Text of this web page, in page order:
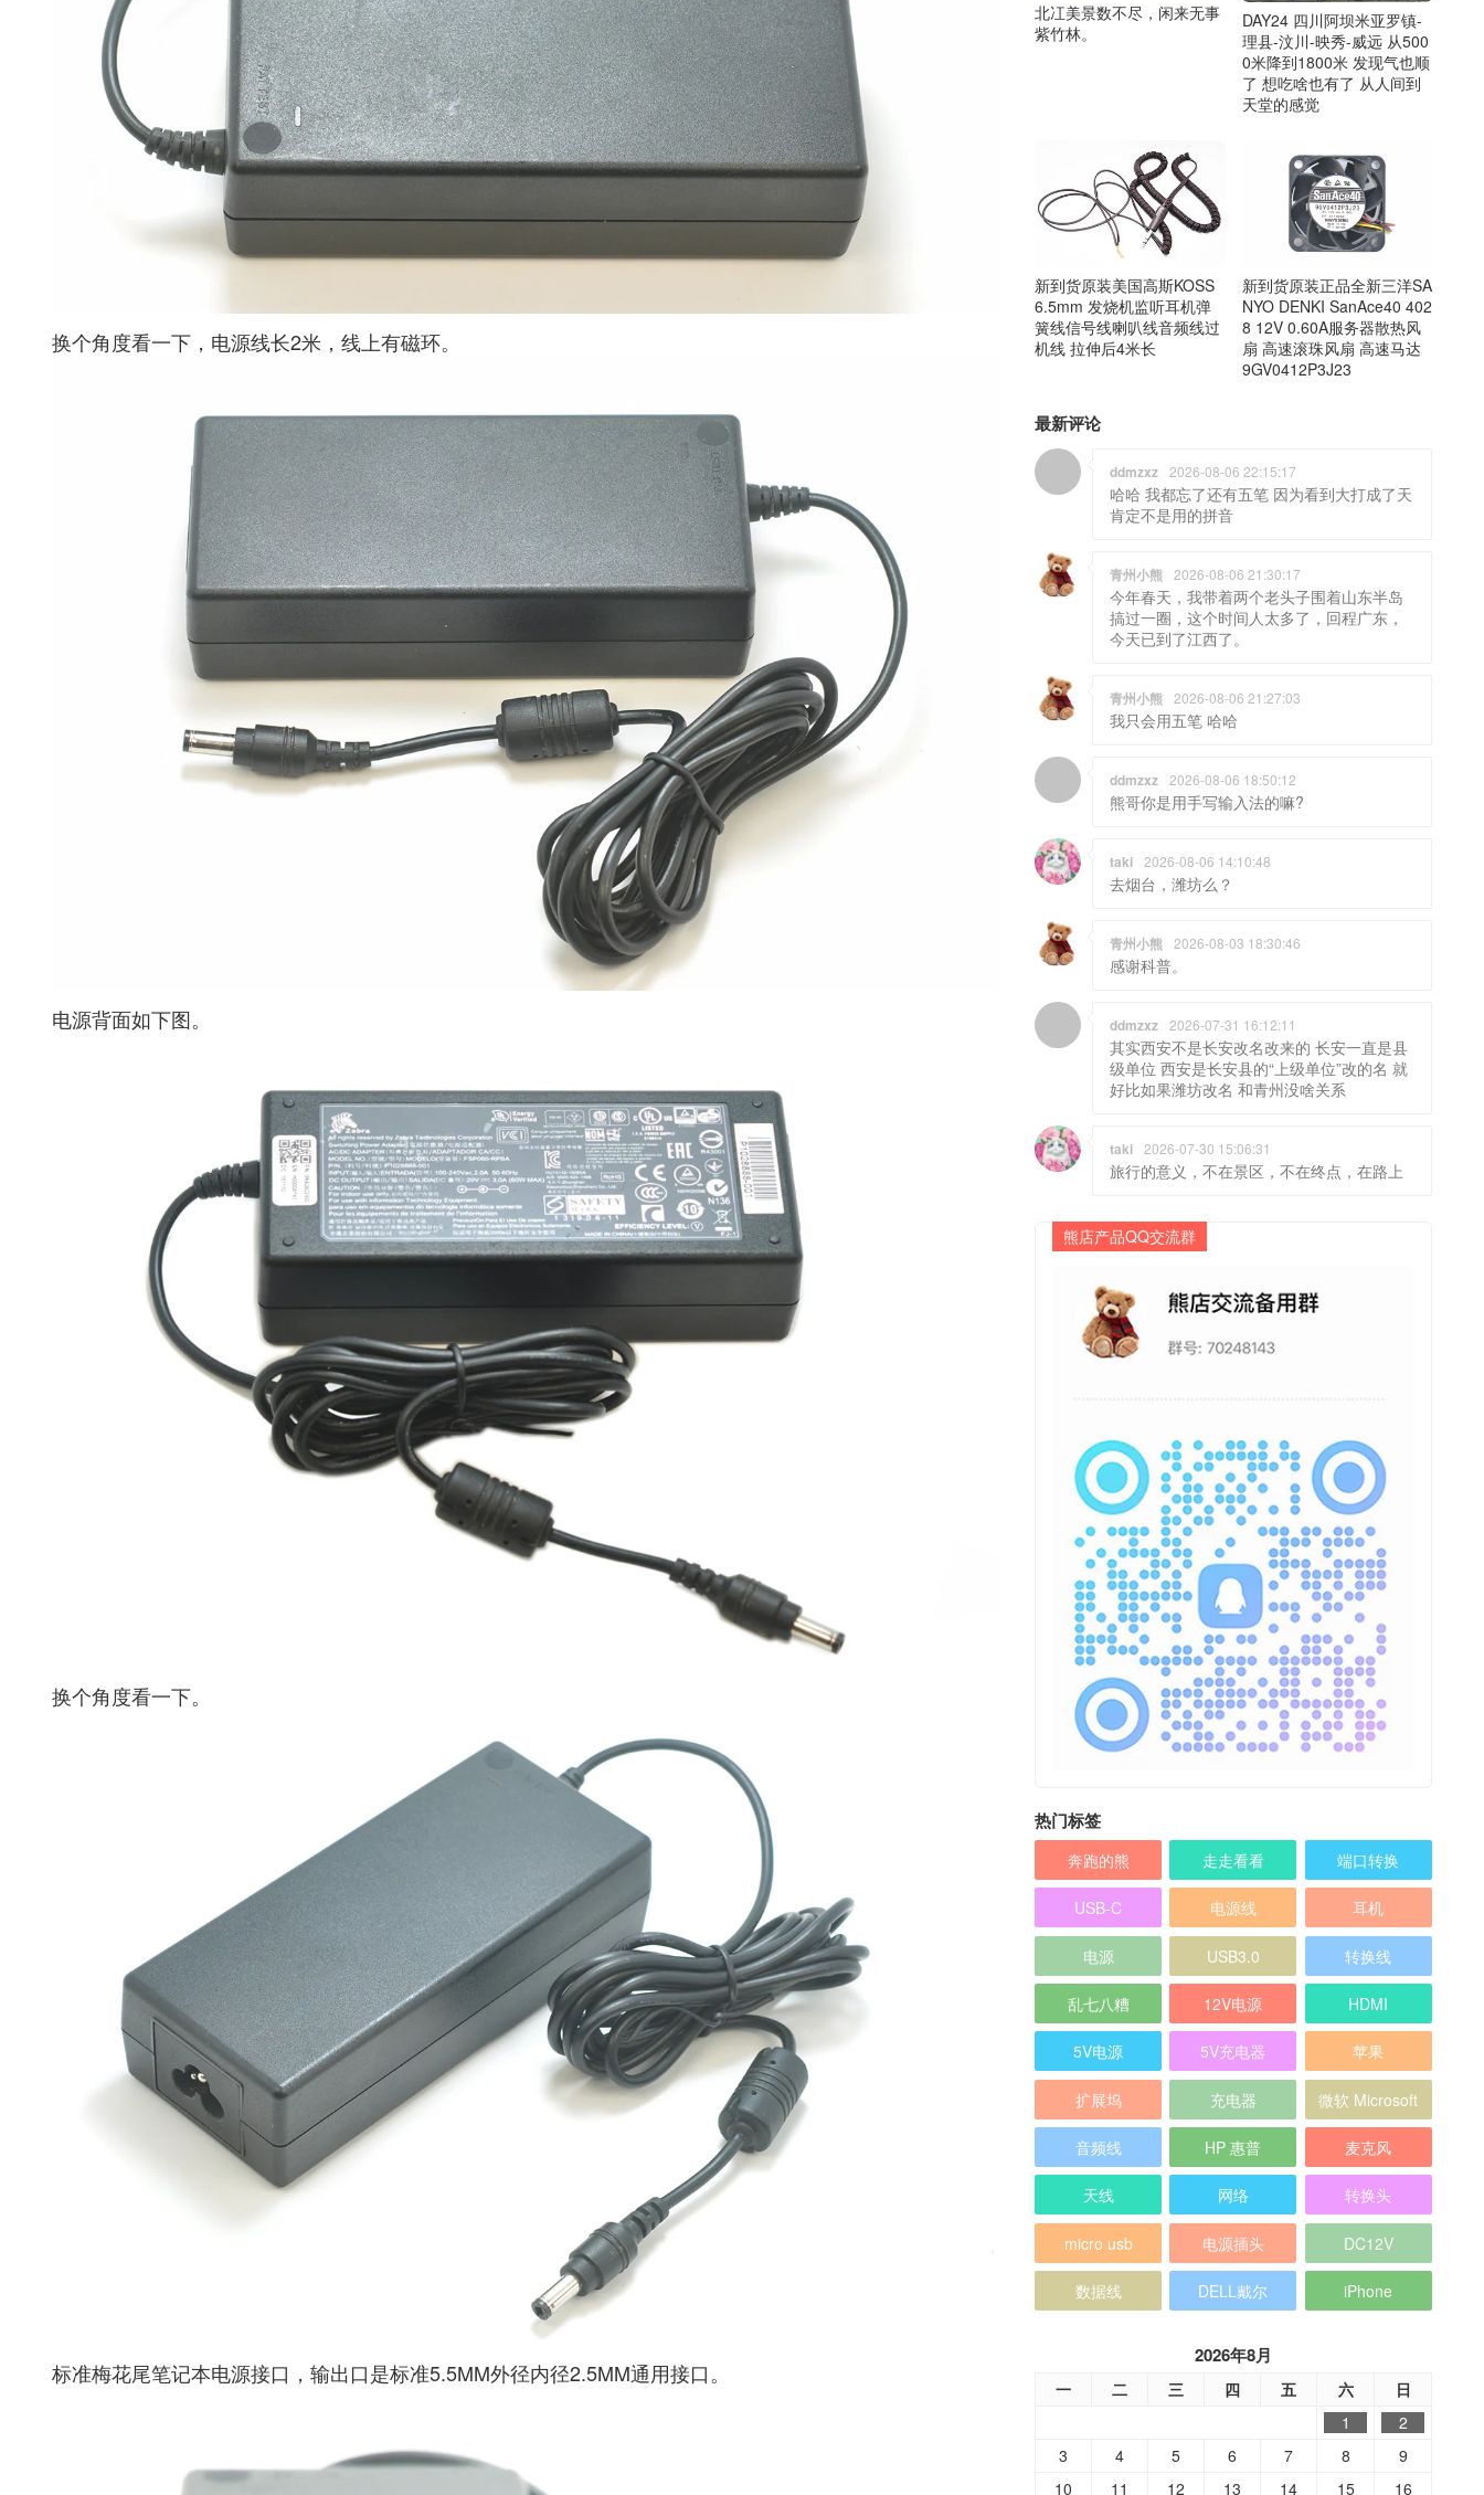
换个角度看一下，电源线长2米，线上有磁环。
电源背面如下图。
换个角度看一下。
标准梅花尾笔记本电源接口，输出口是标准5.5MM外径内径2.5MM通用接口。
北冮美 景数不尽，闲来无事
紫竹林。
DAY24 四川阿坝米亚罗镇-
理县-汶川-映秀-威远 从500
0米降到1800米 发现气也顺
了 想吃啥也有了 从人间到
天堂的感觉
新到货原装美国高斯KOSS
6.5mm 发烧机监听耳机弹
簧线信号线喇叭线音频线过
机线 拉伸后4米长
新到货原装正品全新三洋SA
NYO DENKI SanAce40 402
8 12V 0.60A服务器散热风
扇 高速滚珠风扇 高速马达
9GV0412P3J23
最新评论
ddmzxz 2026-08-06 22:15:17
哈哈 我都忘了还有五笔 因为看到大打成了天
肯定不是用的拼音
青州小熊 2026-08-06 21:30:17
今年春天，我带着两个老头子围着山东半岛
搞过一圈，这个时间人太多了，回程广东，
今天已到了江西了。
青州小熊 2026-08-06 21:27:03
我只会用五笔 哈哈
ddmzxz 2026-08-06 18:50:12
熊哥你是用手写输入法的嘛?
taki 2026-08-06 14:10:48
去烟台，潍坊么？
青州小熊 2026-08-03 18:30:46
感谢科普。
ddmzxz 2026-07-31 16:12:11
其实西安不是长安改名改来的 长安一直是县
级单位 西安是长安县的“上级单位”改的名 就
好比如果潍坊改名 和青州没啥关系
taki 2026-07-30 15:06:31
旅行的意义，不在景区，不在终点，在路上
熊店产品QQ交流群
热门标签
奔跑的熊 走走看看 端口转换
USB-C 电源线 耳机
电源 USB3.0 转换线
乱七八糟 12V电源 HDMI
5V电源 5V充电器 苹果
扩展坞 充电器 微软 Microsoft
音频线 HP 惠普 麦克风
天线 网络 转换头
micro usb 电源插头 DC12V
数据线 DELL戴尔 iPhone
2026年8月
一 二 三 四 五 六
日
1
2
3
4 5 6 7 8
9
10
11 12 13 14 15 16